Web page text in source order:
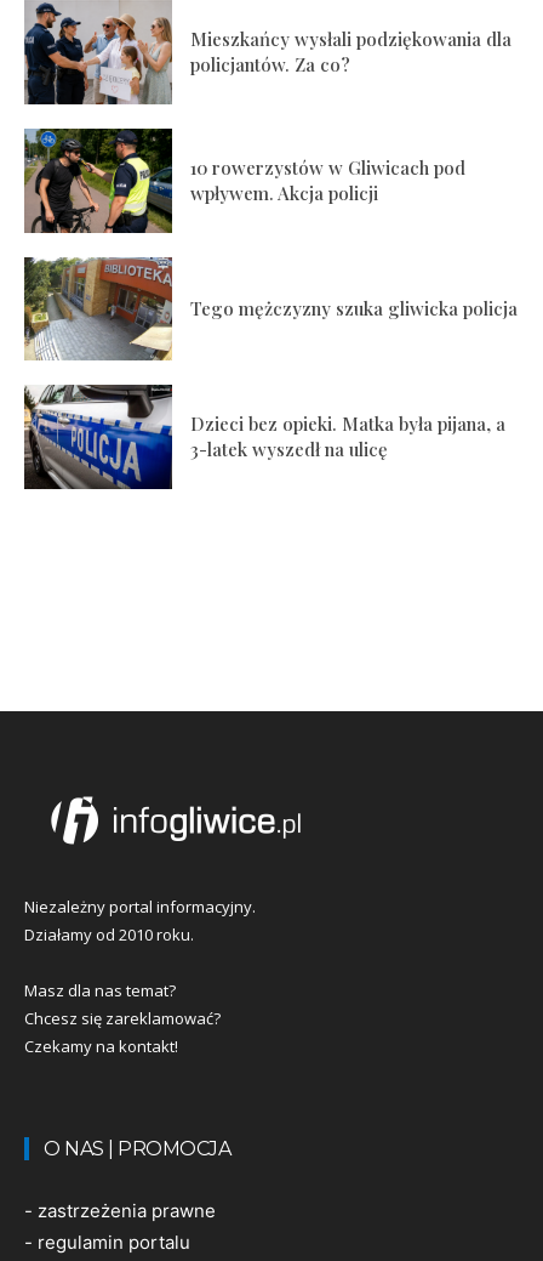
Mieszkańcy wysłali podziękowania dla
policjantów. Za co?
10 rowerzystów w Gliwicach pod
wpływem. Akcja policji
Tego mężczyzny szuka gliwicka policja
Dzieci bez opieki. Matka była pijana, a
3-latek wyszedł na ulicę
Niezależny portal informacyjny.
Działamy od 2010 roku.
Masz dla nas temat?
Chcesz się zareklamować?
Czekamy na kontakt!
O NAS | PROMOCJA
- zastrzeżenia prawne
- regulamin portalu